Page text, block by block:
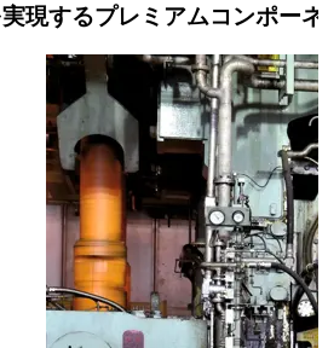
現するプレミアムコンポー